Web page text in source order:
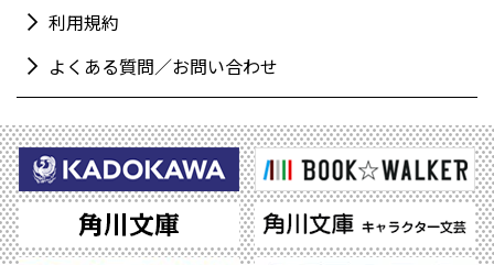
利用規約
よくある質問／お問い合わせ